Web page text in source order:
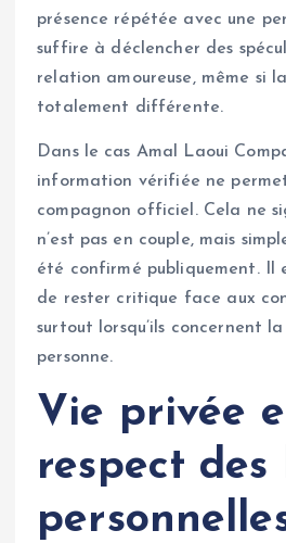
présence répétée avec une
suffire à déclencher des
relation amoureuse, même si
totalement différente.
Dans le cas Amal Laoui
information vérifiée ne
compagnon officiel. Cela ne
n’est pas en couple, mais
été confirmé publiquement. Il
de rester critique face aux
surtout lorsqu’ils concernent
personne.
Vie privée
respect des